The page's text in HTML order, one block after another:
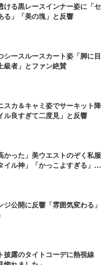
ける黒レースインナー姿に「セ
る」「美の塊」と反響
シースルースカート姿「脚に目
級者」とファン絶賛
スカ＆キャミ姿でサーキット降
ル良すぎて二度見」と反響
かった」美ウエストのぞく私服
イル神」「かっこよすぎる」と
公開に反響「雰囲気変わる」
披露のタイトコーデに熱視線